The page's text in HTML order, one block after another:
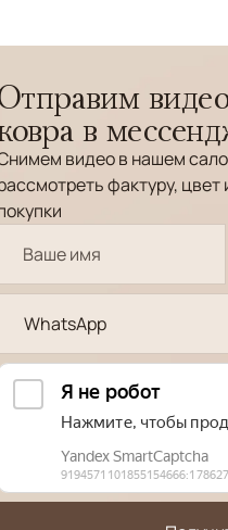
в
видео в нашем
фактуру, цвет
WhatsApp